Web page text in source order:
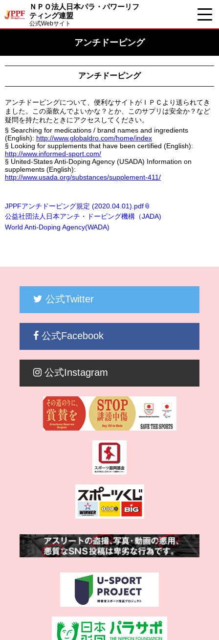
ＮＰＯ法人日本パラ・パワーリフ
ティング連盟
公式Webサイト
アンチドーピング
アンチドーピング
アンチドーピングについて、便利なサイトがＩＰＣより送られてき
ました。この薬飲んでよいかな？とか、このサプリは安全か？など
疑問を持たれたときにアクセスしてください。
§ Searching for medications / brand names and ingredients
(English): http://www.globaldro.com/home/index
§ Looking for supplements that have been certified (English):
http://www.informed-sport.com/
§ United-States Anti-Doping Agency (USADA) Information on
supplements (English):
http://www.usada.org/substances/supplement-411/
JPPFアンチドーピング規定 (2020.04.01).pdf
公益社団法人日本アンチ・ドーピング機構（JADA)
World Anti-Doping Agency(WADA)
公式Twitter
公式Facebook
公式Instagram